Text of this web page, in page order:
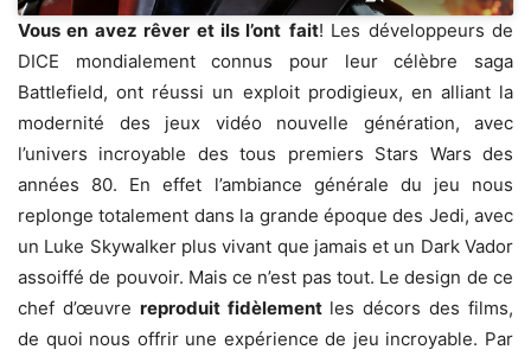
Vous en avez rêver et ils l’ont fait! Les développeurs de
DICE mondialement connus pour leur célèbre saga
Battlefield, ont réussi un exploit prodigieux, en alliant la
modernité des jeux vidéo nouvelle génération, avec
l’univers incroyable des tous premiers Stars Wars des
années 80. En effet l’ambiance générale du jeu nous
replonge totalement dans la grande époque des Jedi, avec
un Luke Skywalker plus vivant que jamais et un Dark Vador
assoiffé de pouvoir. Mais ce n’est pas tout. Le design de ce
chef d’œuvre reproduit fidèlementles décors des films,
de quoi nous offrir une expérience de jeu incroyable. Par